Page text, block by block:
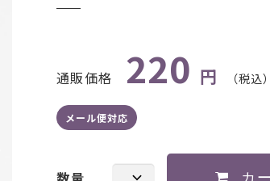
通販価格 220 円 （税込）
メール便対応